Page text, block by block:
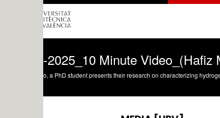
Minute Video_(Hafiz